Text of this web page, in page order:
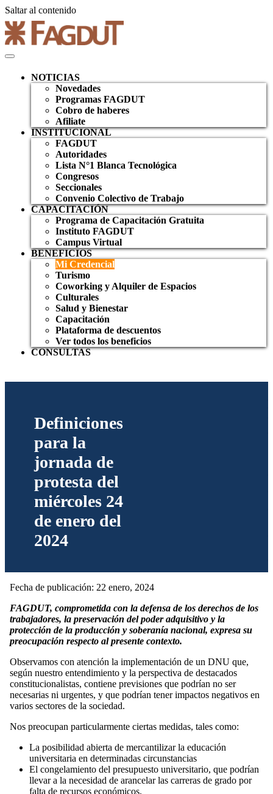
Saltar al contenido
NOTICIAS
Novedades
Programas FAGDUT
Cobro de haberes
Afiliate
INSTITUCIONAL
FAGDUT
Autoridades
Lista N°1 Blanca Tecnológica
Congresos
Seccionales
Convenio Colectivo de Trabajo
CAPACITACIÓN
Programa de Capacitación Gratuita
Instituto FAGDUT
Campus Virtual
BENEFICIOS
Mi Credencial
Turismo
Coworking y Alquiler de Espacios
Culturales
Salud y Bienestar
Capacitación
Plataforma de descuentos
Ver todos los beneficios
CONSULTAS
Definiciones
para la
jornada de
protesta del
miércoles 24
de enero del
2024
Fecha de publicación: 22 enero, 2024
FAGDUT, comprometida con la defensa de los derechos de los
trabajadores, la preservación del poder adquisitivo y la
protección de la producción y soberanía nacional, expresa su
preocupación respecto al presente contexto.
Observamos con atención la implementación de un DNU que,
según nuestro entendimiento y la perspectiva de destacados
constitucionalistas, contiene previsiones que podrían no ser
necesarias ni urgentes, y que podrían tener impactos negativos en
varios sectores de la sociedad.
Nos preocupan particularmente ciertas medidas, tales como:
La posibilidad abierta de mercantilizar la educación
universitaria en determinadas circunstancias
El congelamiento del presupuesto universitario, que podrían
llevar a la necesidad de arancelar las carreras de grado por
falta de recursos económicos.